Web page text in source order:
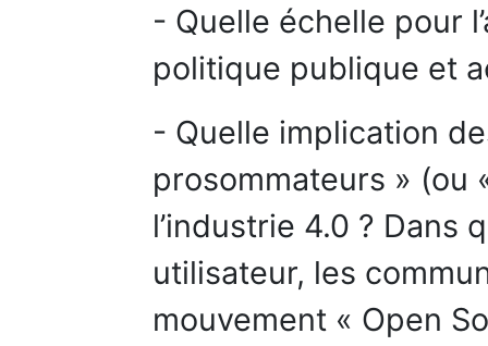
- Quelle échelle pour
politique publique et
- Quelle implication
prosommateurs » (ou
l’industrie 4.0 ? Dans
utilisateur, les
mouvement « Open